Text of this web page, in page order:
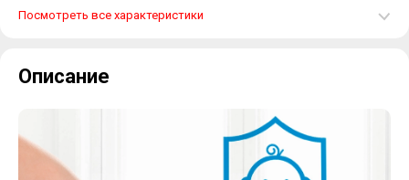
Посмотреть все характеристики
Описание